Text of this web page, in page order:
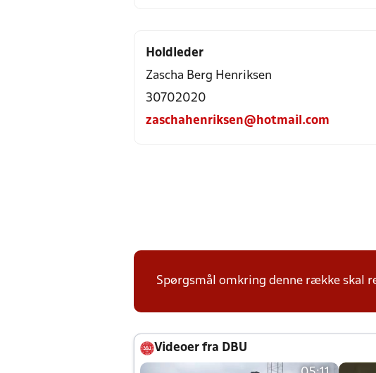
Holdleder
Zascha Berg Henriksen
30702020
zaschahenriksen@hotmail.com
Spørgsmål omkring denne række skal
Videoer fra DBU